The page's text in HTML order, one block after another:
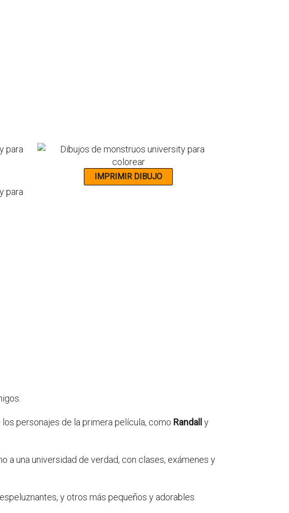
personajes de la primera película, como Randall y
a una universidad de verdad, con clases, exámenes y
y otros más pequeños y adorables.